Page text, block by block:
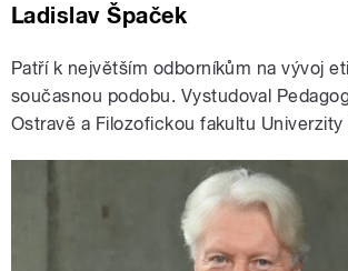
Ladislav Špaček
Patří k největším odborníkům na vývoj
současnou podobu. Vystudoval
Ostravě a Filozofickou fakultu Univerzity